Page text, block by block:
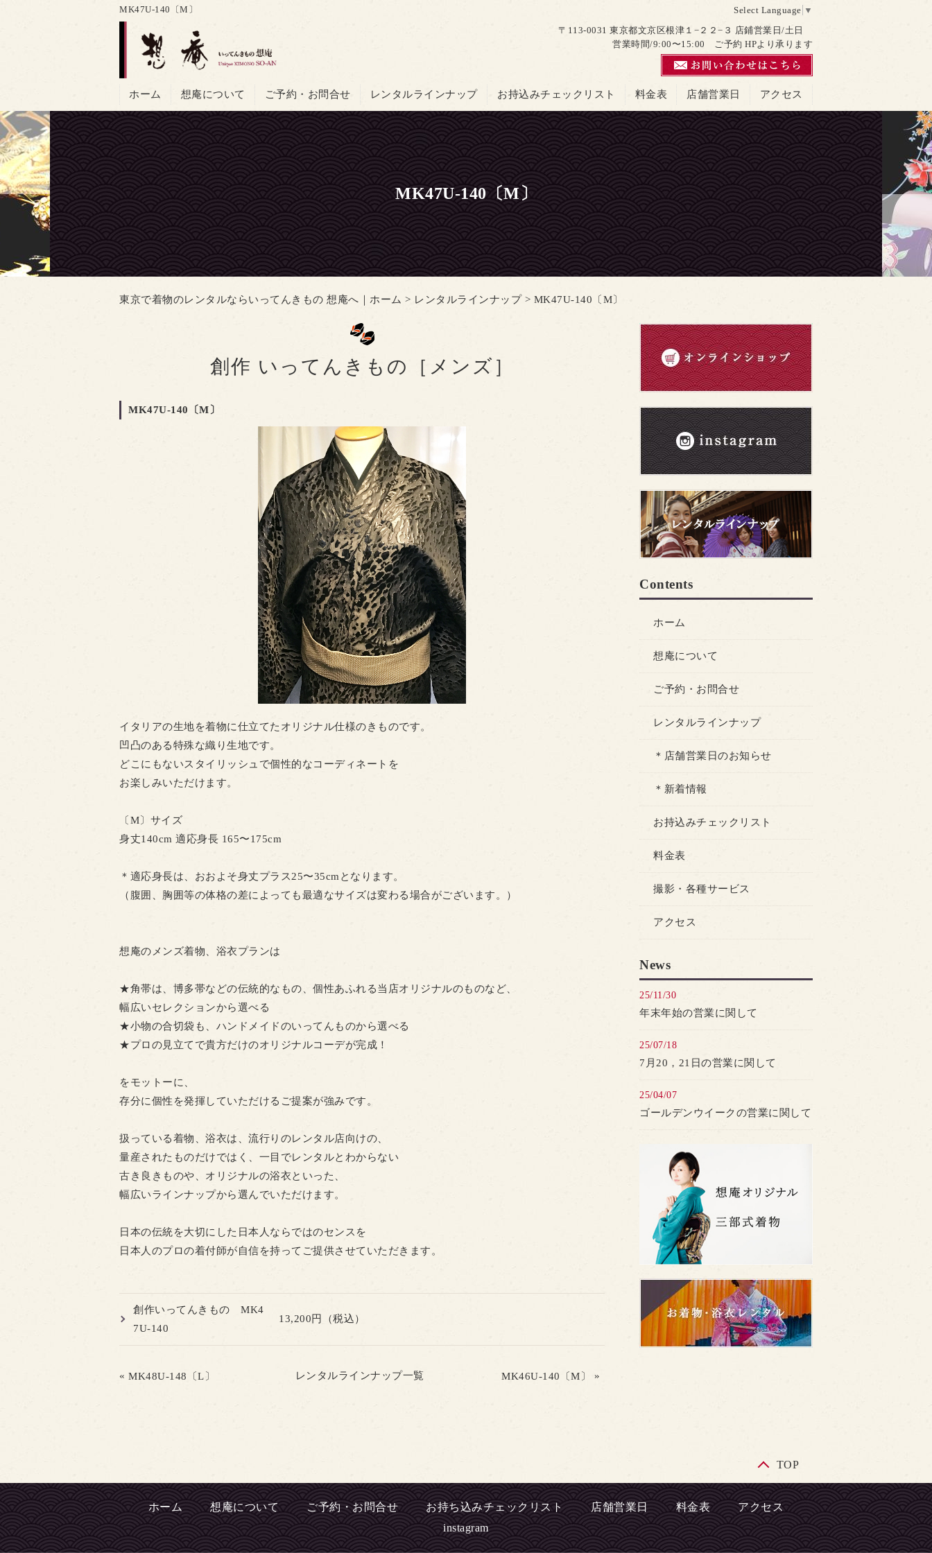
MK47U-140〔M〕 Select Language ▼
〒113-0031 東京都文京区根津１−２２−３ 店鋪営業日/土日
営業時間/9:00〜15:00 ご予約 HPより承ります
ホーム 想庵について ご予約・お問合せ レンタルラインナップ お持込みチェックリスト 料金表 店舗営業日 アクセス
MK47U-140〔M〕
東京で着物のレンタルならいってんきもの 想庵へ｜ホーム > レンタルラインナップ> MK47U-140〔M〕
創作 いってんきもの［メンズ］
MK47U-140〔M〕
イタリアの生地を着物に仕立てたオリジナル仕様のきものです。
凹凸のある特殊な織り生地です。
どこにもないスタイリッシュで個性的なコーディネートを
お楽しみいただけます。
〔M〕サイズ
身丈140cm 適応身長 165〜175cm
＊適応身長は、おおよそ身丈プラス25〜35cmとなります。
（腹囲、胸囲等の体格の差によっても最適なサイズは変わる場合がございます。）
想庵のメンズ着物、浴衣プランは
★角帯は、博多帯などの伝統的なもの、個性あふれる当店オリジナルのものなど、
幅広いセレクションから選べる
★小物の合切袋も、ハンドメイドのいってんものから選べる
★プロの見立てで貴方だけのオリジナルコーデが完成！
をモットーに、
存分に個性を発揮していただけるご提案が強みです。
扱っている着物、浴衣は、流行りのレンタル店向けの、
量産されたものだけではく、一目でレンタルとわからない
古き良きものや、オリジナルの浴衣といった、
幅広いラインナップから選んでいただけます。
日本の伝統を大切にした日本人ならではのセンスを
日本人のプロの着付師が自信を持ってご提供させていただきます。
創作いってんきもの MK4
7U-140
13,200円（税込）
« MK48U-148〔L〕 レンタルラインナップ一覧 MK46U-140〔M〕 »
Contents
ホーム
想庵について
ご予約・お問合せ
レンタルラインナップ
＊店舗営業日のお知らせ
＊新着情報
お持込みチェックリスト
料金表
撮影・各種サービス
アクセス
News
25/11/30
年末年始の営業に関して
25/07/18
7月20，21日の営業に関して
25/04/07
ゴールデンウイークの営業に関して
TOP
ホーム 想庵について ご予約・お問合せ お持ち込みチェックリスト 店舗営業日 料金表
アクセス
instagram